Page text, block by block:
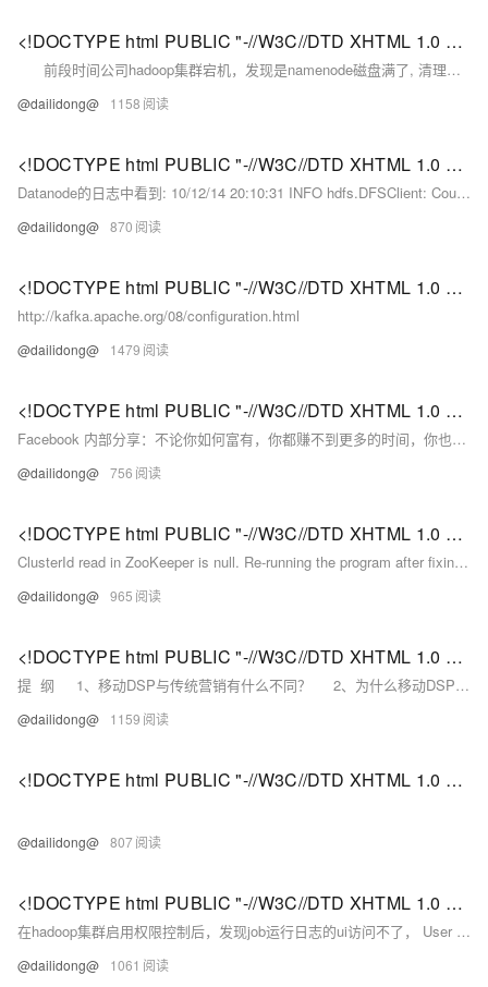
<!DOCTYPE html PUBLIC "-//W3C//DTD XHTML 1.0 Transitional//EN" "http://www.w3.org/TR/xhtml1/DTD/xhtml1-strict.dtd"> <html><head><meta http-equiv="Cont
前段时间公司hadoop集群宕机，发现是namenode磁盘满了, 清理出部分空间后，重启集群时，重启失败。 又发现集群Secondary namenode 服务也恰恰坏掉，导致所有的操作log持续写入edits.new 文件，等集群宕机的时候文件大小已经达到了丧心病狂的70G+..重启集群报错 加载edits文件失败。
@dailidong@ 1158
<!DOCTYPE html PUBLIC "-//W3C//DTD XHTML 1.0 Transitional//EN" "http://www.w3.org/TR/xhtml1/DTD/xhtml1-strict.dtd"> <html><head><meta http-equiv="Cont
Datanode的日志中看到: 10/12/14 20:10:31 INFO hdfs.DFSClient: Could not obtain block blk_XXXXXXXXXXXXXXXXXXXXXX_YYYYYYYY from any node: java.
@dailidong@ 870
<!DOCTYPE html PUBLIC "-//W3C//DTD XHTML 1.0 Transitional//EN" "http://www.w3.org/TR/xhtml1/DTD/xhtml1-strict.dtd"> <html><head><meta http-equiv="Cont
http://kafka.apache.org/08/configuration.html
@dailidong@ 1479
<!DOCTYPE html PUBLIC "-//W3C//DTD XHTML 1.0 Transitional//EN" "http://www.w3.org/TR/xhtml1/DTD/xhtml1-strict.dtd"> <html><head><meta http-equiv="Cont
Facebook 内部分享：不论你如何富有，你都赚不到更多的时间，你也回不到过去。没有那么多的假如，只有指针滴答的时光飞逝和你应该好好把握的现在，以下25张PPT的分享将为您带来时间价值管理的技巧。
@dailidong@ 756
<!DOCTYPE html PUBLIC "-//W3C//DTD XHTML 1.0 Transitional//EN" "http://www.w3.org/TR/xhtml1/DTD/xhtml1-strict.dtd"> <html><head><meta http-equiv="Cont
ClusterId read in ZooKeeper is null. Re-running the program after fixing issue 1 will result in the following e...
@dailidong@ 965
<!DOCTYPE html PUBLIC "-//W3C//DTD XHTML 1.0 Transitional//EN" "http://www.w3.org/TR/xhtml1/DTD/xhtml1-strict.dtd"> <html><head><meta http-equiv="Cont
提 纲 1、移动DSP与传统营销有什么不同？ 2、为什么移动DSP是大势所趋？ 3、哪些因素决定移动DSP的精准与否？ 4、如何辨别移动DSP的真伪优劣？ ...
@dailidong@ 1159
<!DOCTYPE html PUBLIC "-//W3C//DTD XHTML 1.0 Transitional//EN" "http://www.w3.org/TR/xhtml1/DTD/xhtml1-strict.dtd"> <html><head><meta http-equiv="Cont
@dailidong@ 807
<!DOCTYPE html PUBLIC "-//W3C//DTD XHTML 1.0 Transitional//EN" "http://www.w3.org/TR/xhtml1/DTD/xhtml1-strict.dtd"> <html><head><meta http-equiv="Cont
在hadoop集群启用权限控制后，发现job运行日志的ui访问不了， User [dr.who] is not authorized to view the logs for application 原因 Resource Manager UI的默认用户dr.
@dailidong@ 1061